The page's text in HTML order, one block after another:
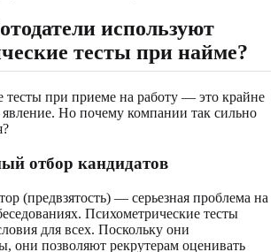
используют
тесты при найме?
тесты при приеме на работу — это крайне
явление. Но почему компании так сильно
отбор кандидатов
(предвзятость) — серьезная проблема на
Психометрические тесты
для всех. Поскольку они
они позволяют рекрутерам оценивать